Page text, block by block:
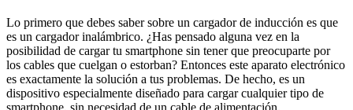
Lo primero que debes saber sobre un cargador de inducción es que
es un cargador inalámbrico. ¿Has pensado alguna vez en la
posibilidad de cargar tu smartphone sin tener que preocuparte por
los cables que cuelgan o estorban? Entonces este aparato electrónico
es exactamente la solución a tus problemas. De hecho, es un
dispositivo especialmente diseñado para cargar cualquier tipo de
smartphone, sin necesidad de un cable de alimentación.